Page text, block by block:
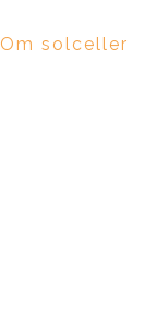
Om solceller